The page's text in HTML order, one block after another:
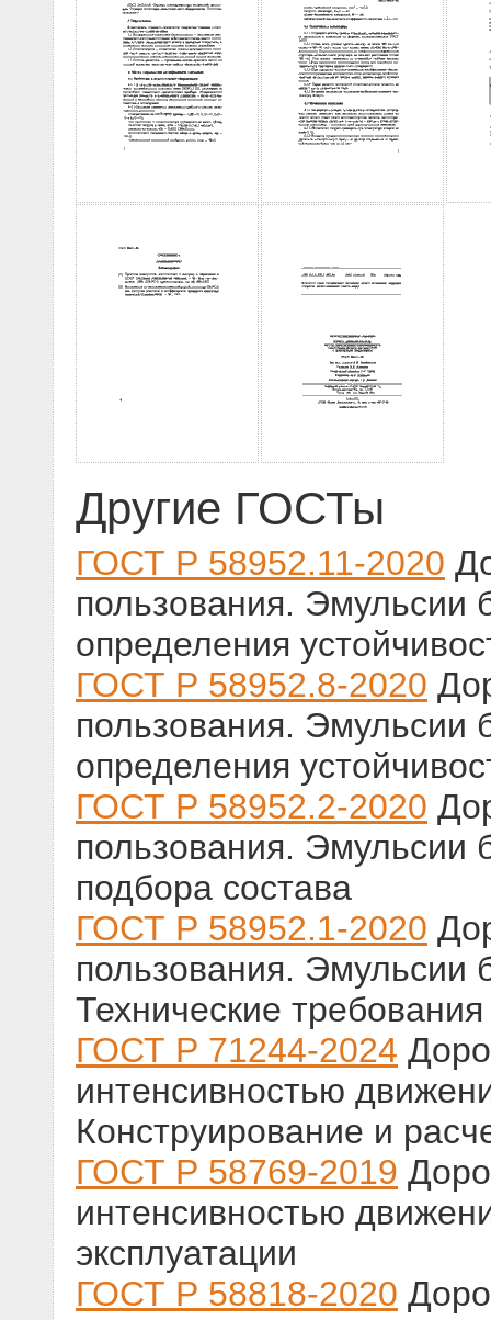
Другие ГОСТы
ГОСТ Р 58952.11-2020
пользования.
определения
ГОСТ Р 58952.8-2020
пользования.
определения
ГОСТ Р 58952.2-2020
пользования.
подбора состава
ГОСТ Р 58952.1-2020
пользования.
Технические требования
ГОСТ Р 71244-2024
интенсивностью
Конструирование и
ГОСТ Р 58769-2019
интенсивностью
эксплуатации
ГОСТ Р 58818-2020